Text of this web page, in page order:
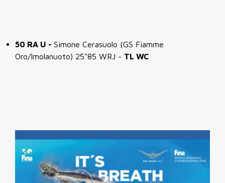
50 RA U - Simone Cerasuolo (GS Fiamme
Oro/Imolanuoto) 25"85 WRJ - TL WC